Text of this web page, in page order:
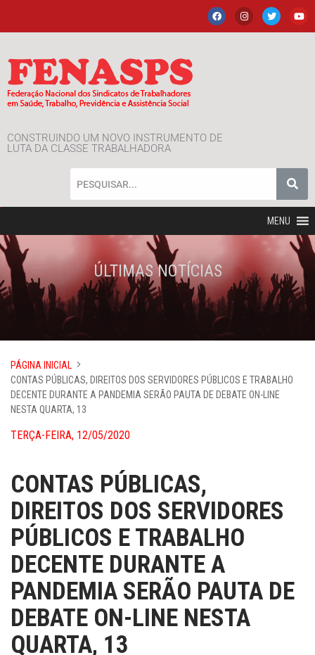
CONSTRUINDO UM NOVO INSTRUMENTO DE
LUTA DA CLASSE TRABALHADORA
MENU
ÚLTIMAS NOTÍCIAS
PÁGINA INICIAL
CONTAS PÚBLICAS, DIREITOS DOS SERVIDORES PÚBLICOS E TRABALHO
DECENTE DURANTE A PANDEMIA SERÃO PAUTA DE DEBATE ON-LINE
NESTA QUARTA, 13
TERÇA-FEIRA, 12/05/2020
CONTAS PÚBLICAS,
DIREITOS DOS SERVIDORES
PÚBLICOS E TRABALHO
DECENTE DURANTE A
PANDEMIA SERÃO PAUTA DE
DEBATE ON-LINE NESTA
QUARTA, 13